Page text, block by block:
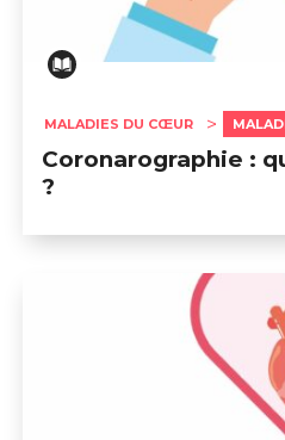
MALADIES DU CŒUR
Coronarographie :
?